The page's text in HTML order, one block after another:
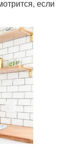
если